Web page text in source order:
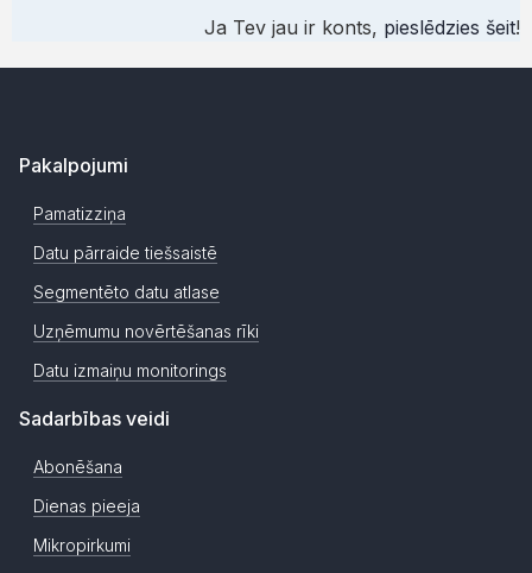
Ja Tev jau ir konts, pieslēdzies šeit!
Pakalpojumi
Pamatizziņa
Datu pārraide tiešsaistē
Segmentēto datu atlase
Uzņēmumu novērtēšanas rīki
Datu izmaiņu monitorings
Sadarbības veidi
Abonēšana
Dienas pieeja
Mikropirkumi